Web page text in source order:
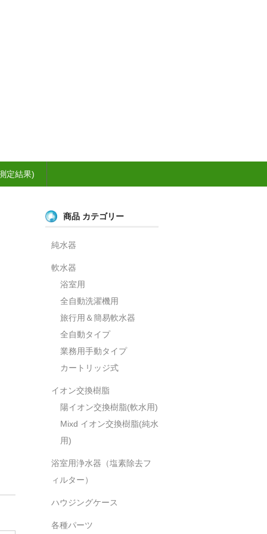
定結果)
商品 カテゴリー
純水器
軟水器
浴室用
全自動洗濯機用
旅行用＆簡易軟水器
全自動タイプ
業務用手動タイプ
カートリッジ式
イオン交換樹脂
陽イオン交換樹脂(軟水用)
Mixd イオン交換樹脂(純水
用)
浴室用浄水器（塩素除去フ
ィルター）
ハウジングケース
各種パーツ